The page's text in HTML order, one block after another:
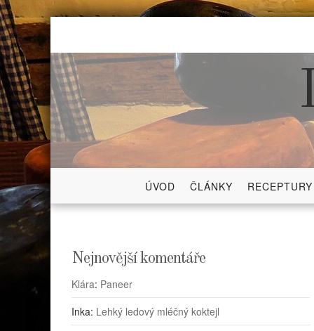
Skip
content
ÚVOD ČLÁNKY RECEPTURY
Nejnovější komentáře
Klára: Paneer
Inka: Lehký ledový mléčný koktejl